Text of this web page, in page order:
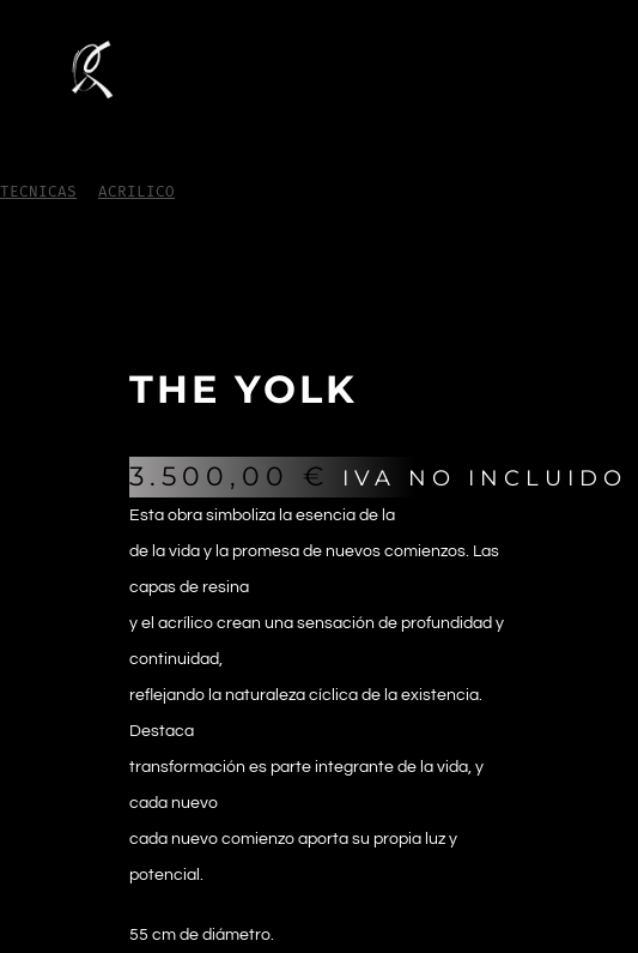
TECNICAS ACRILICO
THE YOLK
3.500,00 € IVA NO INCLUIDO
Esta obra simboliza la esencia de la
de la vida y la promesa de nuevos comienzos. Las
capas de resina
y el acrílico crean una sensación de profundidad y
continuidad,
reflejando la naturaleza cíclica de la existencia.
Destaca
transformación es parte integrante de la vida, y
cada nuevo
cada nuevo comienzo aporta su propia luz y
potencial.
55 cm de diámetro.